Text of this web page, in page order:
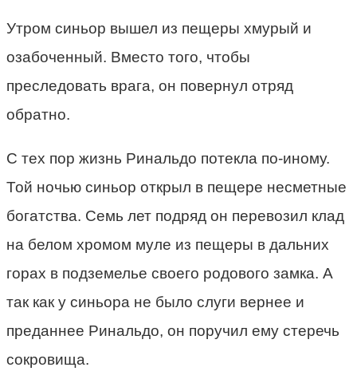
Утром синьор вышел из пещеры хмурый и
озабоченный. Вместо того, чтобы
преследовать врага, он повернул отряд
обратно.
С тех пор жизнь Ринальдо потекла по-иному.
Той ночью синьор открыл в пещере несметные
богатства. Семь лет подряд он перевозил клад
на белом хромом муле из пещеры в дальних
горах в подземелье своего родового замка. А
так как у синьора не было слуги вернее и
преданнее Ринальдо, он поручил ему стеречь
сокровища.